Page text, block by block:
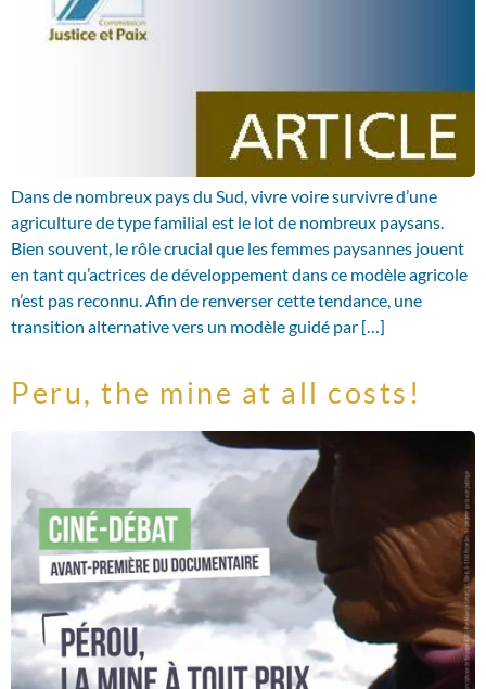
Dans de nombreux pays du Sud, vivre voire survivre d’une
agriculture de type familial est le lot de nombreux paysans.
Bien souvent, le rôle crucial que les femmes paysannes jouent
en tant qu’actrices de développement dans ce modèle agricole
n’est pas reconnu. Afin de renverser cette tendance, une
transition alternative vers un modèle guidé par […]
Peru, the mine at all costs!